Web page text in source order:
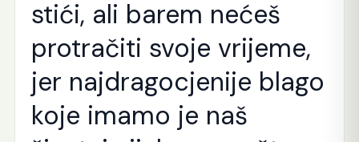
stići, ali barem nećeš
protračiti svoje vrijeme,
jer najdragocjenije blago
koje imamo je naš